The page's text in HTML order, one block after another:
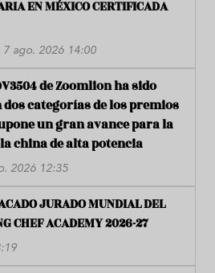
EN MÉXICO CERTIFICADA
7 ago. 2026 14:00
de Zoomlion ha sido
categorías de los premios
un gran avance para la
china de alta potencia
2026 12:35
JURADO MUNDIAL DEL
CHEF ACADEMY 2026-27